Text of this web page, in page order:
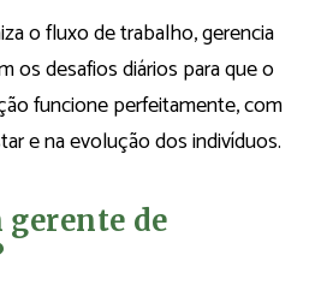
o fluxo de trabalho, gerencia
os desafios diários para que o
funcione perfeitamente, com
e na evolução dos indivíduos.
gerente de